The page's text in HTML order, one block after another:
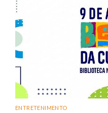
ENTRETENIMENTO